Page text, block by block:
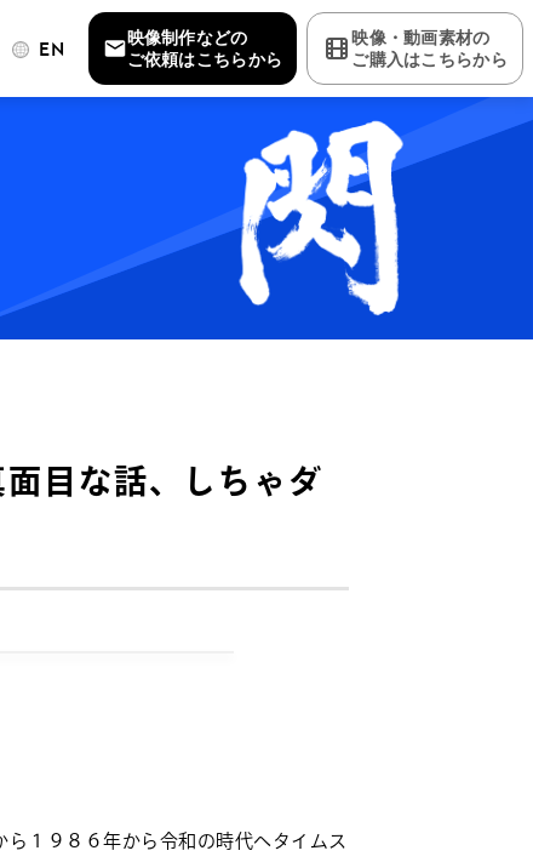
EN
映像制作などの
ご依頼はこちらから
映像・動画素材の
ご購入はこちらから
目な話、しちゃダ
１９８６年から令和の時代へタイムス